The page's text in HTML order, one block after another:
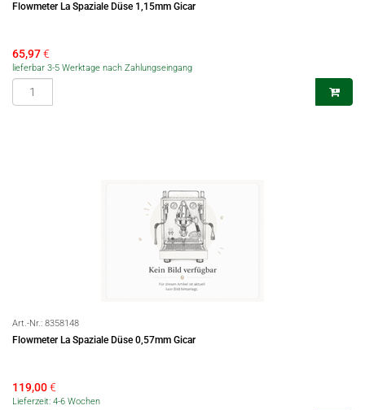
Flowmeter La Spaziale Düse 1,15mm Gicar
65,97€
lieferbar 3-5 Werktage nach Zahlungseingang
Art.-Nr.: 8358148
Flowmeter La Spaziale Düse 0,57mm Gicar
119,00€
Lieferzeit: 4-6 Wochen